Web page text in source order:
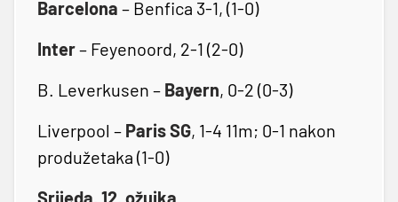
Barcelona – Benfica 3-1, (1-0)
Inter– Feyenoord, 2-1 (2-0)
B. Leverkusen – Bayern, 0-2 (0-3)
Liverpool – Paris SG, 1-4 11m; 0-1 nakon
produžetaka (1-0)
Srijeda, 12. ožujka